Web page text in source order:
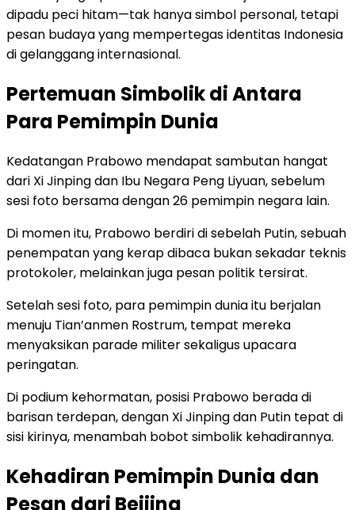
dipadu peci hitam—tak hanya simbol personal, tetapi
pesan budaya yang mempertegas identitas Indonesia
di gelanggang internasional.
Pertemuan Simbolik di Antara
Para Pemimpin Dunia
Kedatangan Prabowo mendapat sambutan hangat
dari Xi Jinping dan Ibu Negara Peng Liyuan, sebelum
sesi foto bersama dengan 26 pemimpin negara lain.
Di momen itu, Prabowo berdiri di sebelah Putin, sebuah
penempatan yang kerap dibaca bukan sekadar teknis
protokoler, melainkan juga pesan politik tersirat.
Setelah sesi foto, para pemimpin dunia itu berjalan
menuju Tian’anmen Rostrum, tempat mereka
menyaksikan parade militer sekaligus upacara
peringatan.
Di podium kehormatan, posisi Prabowo berada di
barisan terdepan, dengan Xi Jinping dan Putin tepat di
sisi kirinya, menambah bobot simbolik kehadirannya.
Kehadiran Pemimpin Dunia dan
Pesan dari Beijing